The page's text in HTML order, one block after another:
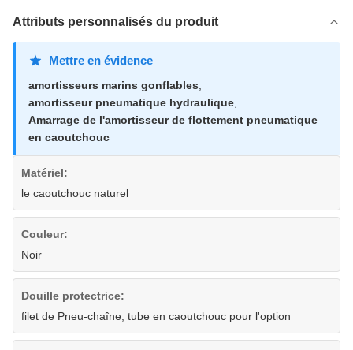
Attributs personnalisés du produit
Mettre en évidence
amortisseurs marins gonflables
amortisseur pneumatique hydraulique
Amarrage de l'amortisseur de flottement pneumatique
en caoutchouc
Matériel:
le caoutchouc naturel
Couleur:
Noir
Douille protectrice:
filet de Pneu-chaîne, tube en caoutchouc pour l'option